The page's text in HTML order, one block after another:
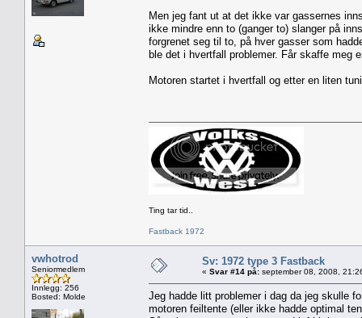
Men jeg fant ut at det ikke var gassernes
ikke mindre enn to (ganger to) slanger på
forgrenet seg til to, på hver gasser som
ble det i hvertfall problemer. Får skaffe meg
Motoren startet i hvertfall og etter en liten
Ting tar tid..
Fastback 1972
vwhotrod
Seniormedlem
Innlegg: 256
Bosted: Molde
Sv: 1972 type 3 Fastback
« Svar #14 på: september 08, 2008,
Jeg hadde litt problemer i dag da jeg skulle
motoren feiltente (eller ikke hadde optimal